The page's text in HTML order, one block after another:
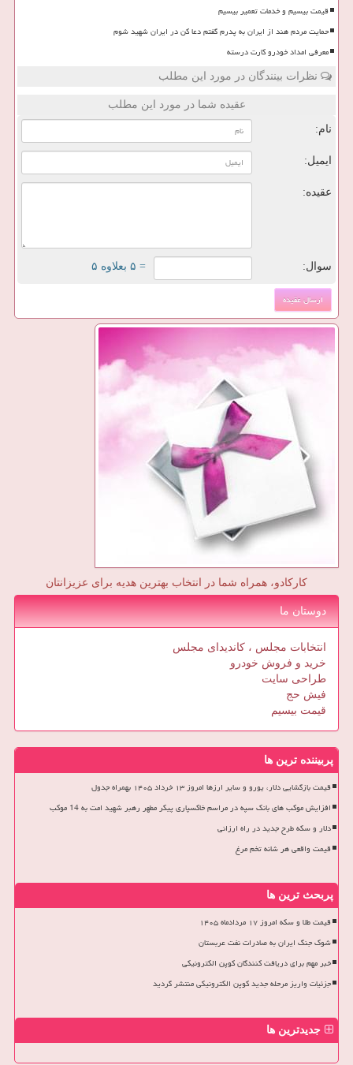
قیمت بیسیم و خدمات تعمیر بیسیم
حمایت مردم هند از ایران به پدرم گفتم دعا کن در ایران شهید شوم
معرفی امداد خودرو کارت درسته
نظرات بینندگان در مورد این مطلب
عقیده شما در مورد این مطلب
نام:
ایمیل:
عقیده:
سوال: = ۵ بعلاوه ۵
کارکادو، همراه شما در انتخاب بهترین هدیه برای عزیزانتان
دوستان ما
انتخابات مجلس ، کاندیدای مجلس
خرید و فروش خودرو
طراحی سایت
فیش حج
قیمت بیسیم
پربیننده ترین ها
قیمت بازگشایی دلار، یورو و سایر ارزها امروز ۱۳ خرداد ۱۴۰۵ بهمراه جدول
افزایش موکب های بانک سپه در مراسم خاکسپاری پیکر مطهر رهبر شهید امت به 14 موکب
دلار و سکه طرح جدید در راه ارزانی
قیمت واقعی هر شانه تخم مرغ
پربحث ترین ها
قیمت طلا و سکه امروز ۱۷ مردادماه ۱۴۰۵
شوک جنگ ایران به صادرات نفت عربستان
خبر مهم برای دریافت کنندگان کوپن الکترونیکی
جزئیات واریز مرحله جدید کوپن الکترونیکی منتشر گردید
جدیدترین ها